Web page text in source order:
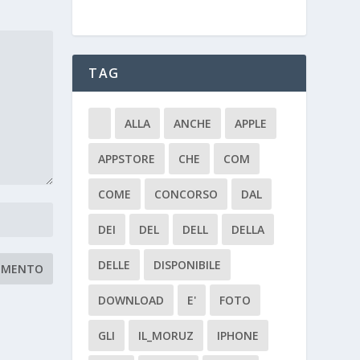
TAG
ALLA ANCHE APPLE
APPSTORE CHE COM
COME CONCORSO DAL
DEI DEL DELL DELLA
DELLE DISPONIBILE
DOWNLOAD E' FOTO
GLI IL_MORUZ IPHONE